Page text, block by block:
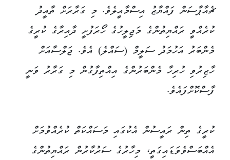
ޗެއާޕާސަން ފައްޔާޒު އިސްމާއީލެވެ. މި ގަރާރަށް ތާއީދު
ކުރެއްވީ ރައްޔިތުންގެ މަޖިލީހުގެ ހޯރަފުށީ ދާއިރާގެ ކުރީގެ
މެންބަރު އަހުމަދު ސަލީމް (ސައްލެ) އެވެ. ޖަލްސާއަށް
ހާޒިރުވި ހުރިހާ މެންބަރުންގެ އިއްތިފާގުން މި ގަރާރު ވަނީ
ފާސްކޮށްފައެވެ.
ކުރީގެ ތިން ރައީސުން އެކުގައި މަސައްކަތް ކުރެއްވުމަށް
އެއްބަސްވެވަޑައިގަތީ، މިހާރުގެ ސަރުކާރުން ރައްޔިތުންގެ